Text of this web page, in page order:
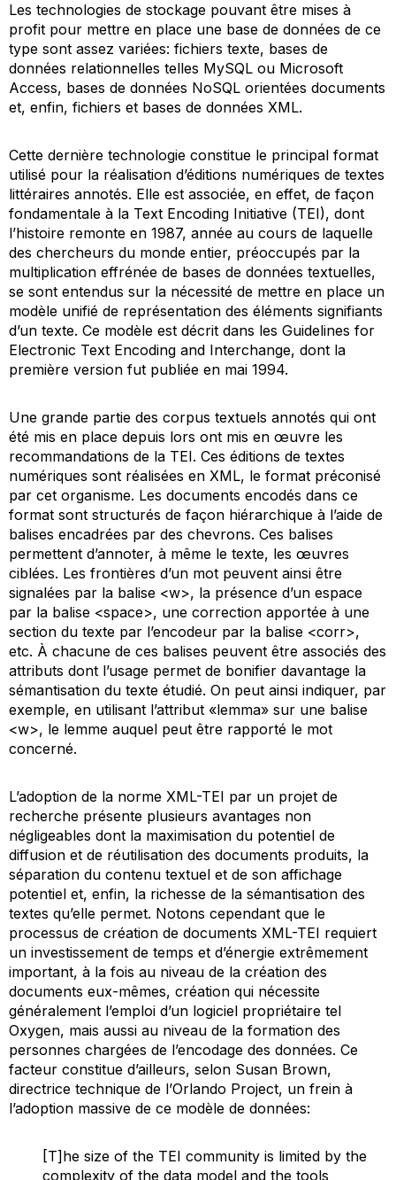
Les technologies de stockage pouvant être mises à
profit pour mettre en place une base de données de ce
type sont assez variées: fichiers texte, bases de
données relationnelles telles MySQL ou Microsoft
Access, bases de données NoSQL orientées documents
et, enfin, fichiers et bases de données XML.
Cette dernière technologie constitue le principal format
utilisé pour la réalisation d’éditions numériques de textes
littéraires annotés. Elle est associée, en effet, de façon
fondamentale à la Text Encoding Initiative (TEI), dont
l’histoire remonte en 1987, année au cours de laquelle
des chercheurs du monde entier, préoccupés par la
multiplication effrénée de bases de données textuelles,
se sont entendus sur la nécessité de mettre en place un
modèle unifié de représentation des éléments signifiants
d’un texte. Ce modèle est décrit dans les Guidelines for
Electronic Text Encoding and Interchange, dont la
première version fut publiée en mai 1994.
Une grande partie des corpus textuels annotés qui ont
été mis en place depuis lors ont mis en œuvre les
recommandations de la TEI. Ces éditions de textes
numériques sont réalisées en XML, le format préconisé
par cet organisme. Les documents encodés dans ce
format sont structurés de façon hiérarchique à l’aide de
balises encadrées par des chevrons. Ces balises
permettent d’annoter, à même le texte, les œuvres
ciblées. Les frontières d’un mot peuvent ainsi être
signalées par la balise <w>, la présence d’un espace
par la balise <space>, une correction apportée à une
section du texte par l’encodeur par la balise <corr>,
etc. À chacune de ces balises peuvent être associés des
attributs dont l’usage permet de bonifier davantage la
sémantisation du texte étudié. On peut ainsi indiquer, par
exemple, en utilisant l’attribut «lemma» sur une balise
<w>, le lemme auquel peut être rapporté le mot
concerné.
L’adoption de la norme XML-TEI par un projet de
recherche présente plusieurs avantages non
négligeables dont la maximisation du potentiel de
diffusion et de réutilisation des documents produits, la
séparation du contenu textuel et de son affichage
potentiel et, enfin, la richesse de la sémantisation des
textes qu’elle permet. Notons cependant que le
processus de création de documents XML-TEI requiert
un investissement de temps et d’énergie extrêmement
important, à la fois au niveau de la création des
documents eux-mêmes, création qui nécessite
généralement l’emploi d’un logiciel propriétaire tel
Oxygen, mais aussi au niveau de la formation des
personnes chargées de l’encodage des données. Ce
facteur constitue d’ailleurs, selon Susan Brown,
directrice technique de l’Orlando Project, un frein à
l’adoption massive de ce modèle de données:
[T]he size of the TEI community is limited by the
complexity of the data model and the tools